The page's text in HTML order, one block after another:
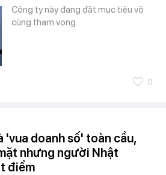
Công ty này đang đặt mục tiêu vô
cùng tham vọng.
0
'vua doanh số' toàn cầu,
nhưng người Nhật
điểm